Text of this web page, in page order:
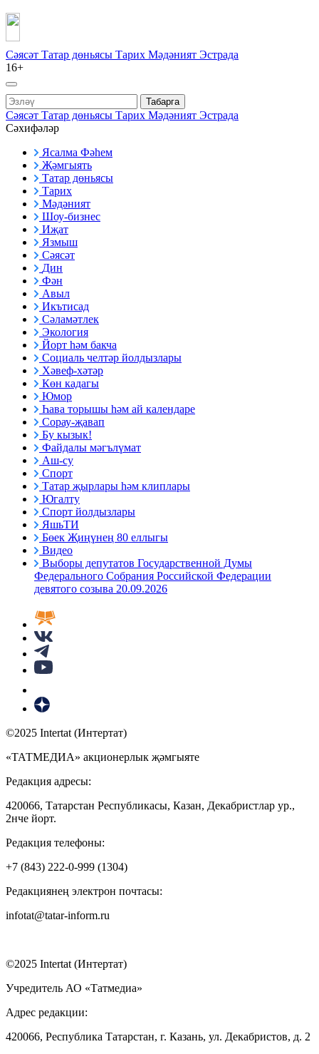
Сәясәт Татар дөньясы Тарих Мәдәният Эстрада
16+
Табарга
Сәясәт Татар дөньясы Тарих Мәдәният Эстрада
Сәхифәләр
Ясалма Фәһем
Җәмгыять
Татар дөньясы
Тарих
Мәдәният
Шоу-бизнес
Иҗат
Язмыш
Сәясәт
Дин
Фән
Авыл
Икътисад
Сәламәтлек
Экология
Йорт һәм бакча
Социаль челтәр йолдызлары
Хәвеф-хәтәр
Көн кадагы
Юмор
Һава торышы һәм ай календаре
Сорау-җавап
Бу кызык!
Файдалы мәгълүмат
Аш-су
Спорт
Татар җырлары һәм клиплары
Югалту
Спорт йолдызлары
ЯшьТИ
Бөек Җиңүнең 80 еллыгы
Видео
Выборы депутатов Государственной Думы
Федерального Собрания Российской Федерации
девятого созыва 20.09.2026
©2025 Intertat (Интертат)
«ТАТМЕДИА» акционерлык җәмгыяте
Редакция адресы:
420066, Татарстан Республикасы, Казан, Декабристлар ур.,
2нче йорт.
Редакция телефоны:
+7 (843) 222-0-999 (1304)
Редакциянең электрон почтасы:
infotat@tatar-inform.ru
©2025 Intertat (Интертат)
Учредитель АО «Татмедиа»
Адрес редакции:
420066, Республика Татарстан, г. Казань, ул. Декабристов, д. 2